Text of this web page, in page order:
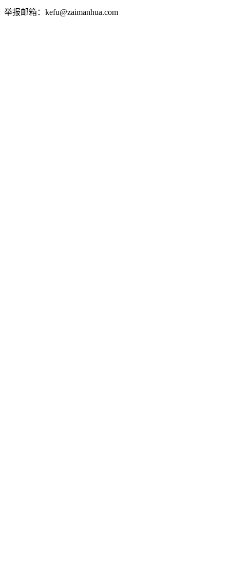
举报邮箱：kefu@zaimanhua.com